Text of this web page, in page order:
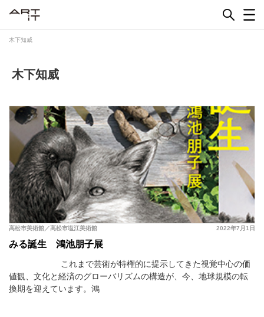
木下知威
木下知威
2022年7月1日
高松市美術館／高松市塩江美術館
みる誕生 鴻池朋子展
これまで芸術が特権的に提示してきた視覚中心の価
値観、文化と経済のグローバリズムの構造が、今、地球規模の転
換期を迎えています。鴻